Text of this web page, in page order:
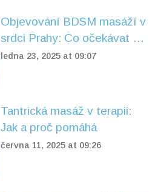
Objevování BDSM masáží v
srdci Prahy: Co očekávat a
zažít
ledna 23, 2025 at 09:07
Tantrická masáž v terapii:
Jak a proč pomáhá
června 11, 2025 at 09:26